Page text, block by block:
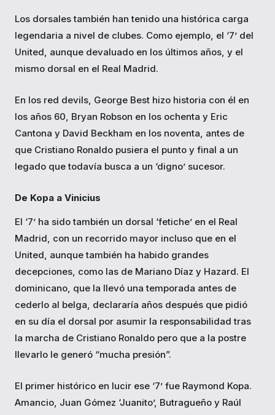
Los dorsales también han tenido una histórica carga
legendaria a nivel de clubes. Como ejemplo, el ‘7’ del
United, aunque devaluado en los últimos años, y el
mismo dorsal en el Real Madrid.
En los red devils, George Best hizo historia con él en
los años 60, Bryan Robson en los ochenta y Eric
Cantona y David Beckham en los noventa, antes de
que Cristiano Ronaldo pusiera el punto y final a un
legado que todavía busca a un ‘digno’ sucesor.
De Kopa a Vinicius
El ‘7’ ha sido también un dorsal ‘fetiche’ en el Real
Madrid, con un recorrido mayor incluso que en el
United, aunque también ha habido grandes
decepciones, como las de Mariano Díaz y Hazard. El
dominicano, que la llevó una temporada antes de
cederlo al belga, declararía años después que pidió
en su día el dorsal por asumir la responsabilidad tras
la marcha de Cristiano Ronaldo pero que a la postre
llevarlo le generó “mucha presión”.
El primer histórico en lucir ese ‘7’ fue Raymond Kopa.
Amancio, Juan Gómez ‘Juanito’, Butragueño y Raúl